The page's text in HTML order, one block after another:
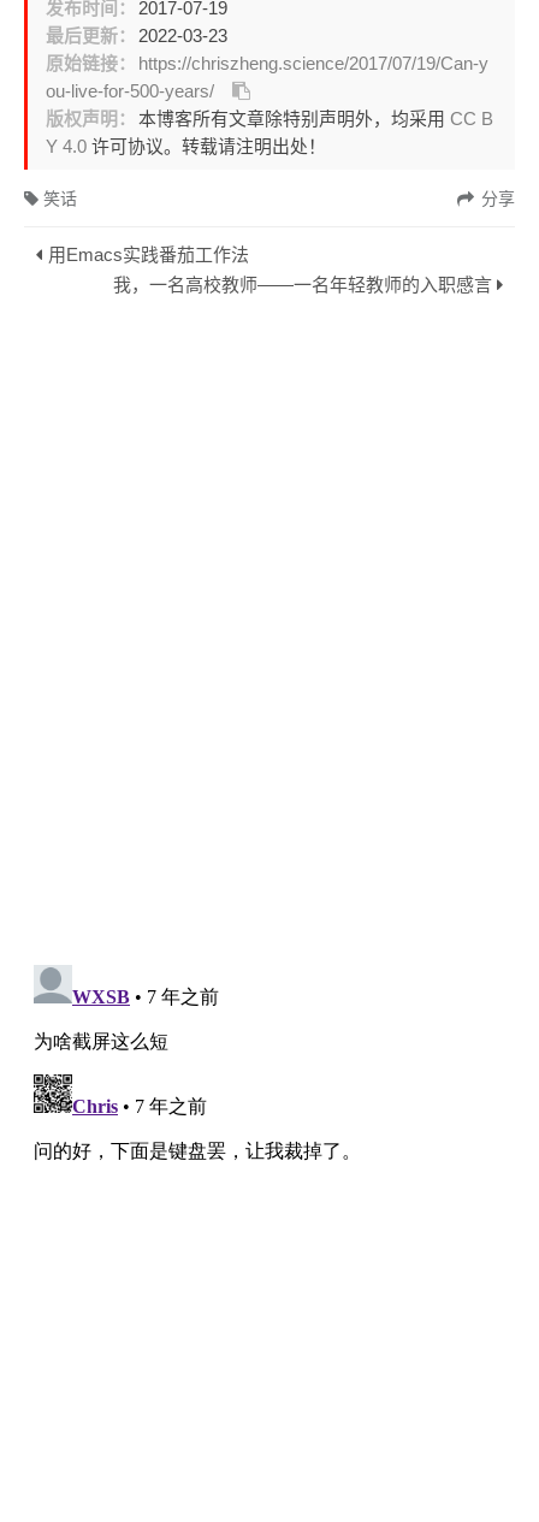
发布时间：
2017-07-19
最后更新：
2022-03-23
原始链接：
https://chriszheng.science/2017/07/19/Can-y
ou-live-for-500-years/
版权声明：
本博客所有文章除特别声明外，均采用CC B
Y 4.0许可协议。转载请注明出处！
分享
笑话
用Emacs实践番茄工作法
我，一名高校教师——一名年轻教师的入职感言